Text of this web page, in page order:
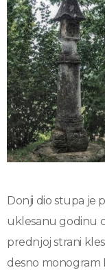
Donji dio stupa je
uklesanu godinu
prednjoj strani
desno monogram